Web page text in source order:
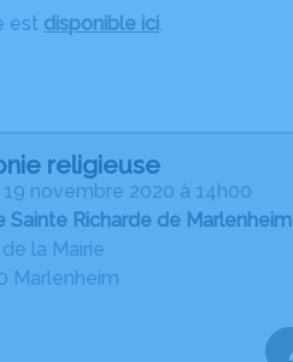
est disponible ici.
religieuse
19 novembre 2020 à 14h00
Sainte Richarde de Marlenheim
la Mairie
Marlenheim